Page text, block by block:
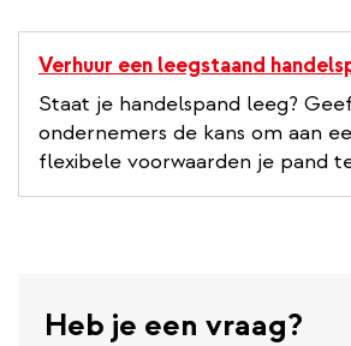
Verhuur een leegstaand
Staat je handelspand leeg?
ondernemers de kans om aan
flexibele voorwaarden je pand
Heb je een vraag?